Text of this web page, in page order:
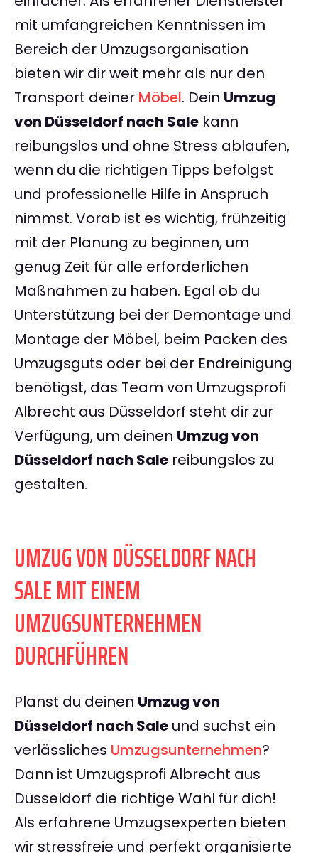
mit umfangreichen Kenntnissen im
Bereich der Umzugsorganisation
bieten wir dir weit mehr als nur den
Transport deiner Möbel. Dein Umzug
von Düsseldorf nach Sale kann
reibungslos und ohne Stress ablaufen,
wenn du die richtigen Tipps befolgst
und professionelle Hilfe in Anspruch
nimmst. Vorab ist es wichtig, frühzeitig
mit der Planung zu beginnen, um
genug Zeit für alle erforderlichen
Maßnahmen zu haben. Egal ob du
Unterstützung bei der Demontage und
Montage der Möbel, beim Packen des
Umzugsguts oder bei der Endreinigung
benötigst, das Team von Umzugsprofi
Albrecht aus Düsseldorf steht dir zur
Verfügung, um deinen Umzug von
Düsseldorf nach Sale reibungslos zu
gestalten.
UMZUG VON DÜSSELDORF NACH
SALE MIT EINEM
UMZUGSUNTERNEHMEN
DURCHFÜHREN
Planst du deinen Umzug von
Düsseldorf nach Sale und suchst ein
verlässliches Umzugsunternehmen?
Dann ist Umzugsprofi Albrecht aus
Düsseldorf die richtige Wahl für dich!
Als erfahrene Umzugsexperten bieten
wir stressfreie und perfekt organisierte